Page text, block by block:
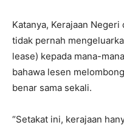
Katanya, Kerajaan
tidak pernah
lease) kepada mana-
bahawa lesen
benar sama sekali.
“Setakat ini, kerajaan